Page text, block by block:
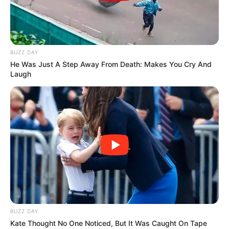
ΔΙΑΒΑΣΤΕ:0000931106 Ο ΑΡΙΘΜΟΣ ΚΑΤΑΧΩΡΗΣΗΣ
ΠΟΥ ΕΧΕΙ ΜΕΤΑΤΡΕΨΕΙ ΤΟΥΣ ΕΛΛΗΝΕΣ ΣΕ
ΠΡΟΙΟΝΤΑ ΜΙΑΣ ΚΕΡΔΟΣΚΟΠΙΚΗΣ ΕΤΑΙΡΙΑΣ.
Φωτογραφία απόPete Linforth από το Pixabay
ΝΙΚΟΛΑΟΣ ΑΝΑΞΙΜΑΝΔΡΟΣ
ΣΤΗΡΙΞΤΕ ΤΗΝ ΠΡΟΣΠΑΘΕΙΑ ΜΑΣ.. ΜΗΝ
ΑΦΗΣΕΤΕ ΝΑ ΚΛΕΙΣΕΙ ΑΥΤΟ ΤΟ ΙΣΤΟΛΟΓΙΟ…
BUZZ DAY
He Was Just A Step Away From Death: Makes You Cry And
Laugh
BUZZ DAY
Kate Thought No One Noticed, But It Was Caught On Tape